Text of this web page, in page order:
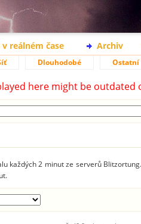
reálném čase Archiv
Dlouhodobé Ostatní
here might be
každých 2 minut ze serverů